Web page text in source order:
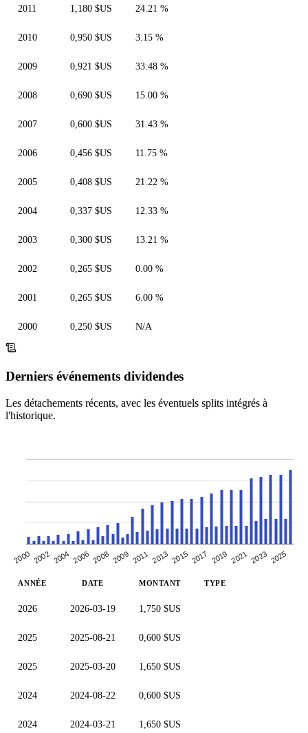
2011 1,180 $US 24.21 %
2010 0,950 $US 3.15 %
2009 0,921 $US 33.48 %
2008 0,690 $US 15.00 %
2007 0,600 $US 31.43 %
2006 0,456 $US 11.75 %
2005 0,408 $US 21.22 %
2004 0,337 $US 12.33 %
2003 0,300 $US 13.21 %
2002 0,265 $US 0.00 %
2001 0,265 $US 6.00 %
2000 0,250 $US N/A
Derniers événements dividendes
Les détachements récents, avec les éventuels splits intégrés à
l'historique.
2000 2002 2004 2006 2008 2009 2011 2013 2015 2017 2019 2021 2023 2025
ANNÉE DATE MONTANT TYPE
2026 2026-03-19 1,750 $US
2025 2025-08-21 0,600 $US
2025 2025-03-20 1,650 $US
2024 2024-08-22 0,600 $US
2024 2024-03-21 1,650 $US